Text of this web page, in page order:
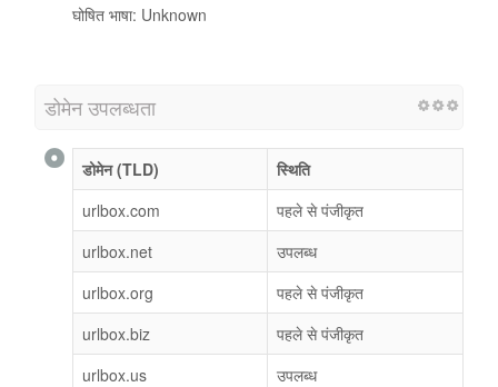
घोषित भाषा: Unknown
डोमेन उपलब्धता
डोमेन (TLD)
स्थिति
urlbox.com
पहले से पंजीकृत
urlbox.net
उपलब्ध
urlbox.org
पहले से पंजीकृत
urlbox.biz
पहले से पंजीकृत
urlbox.us
उपलब्ध